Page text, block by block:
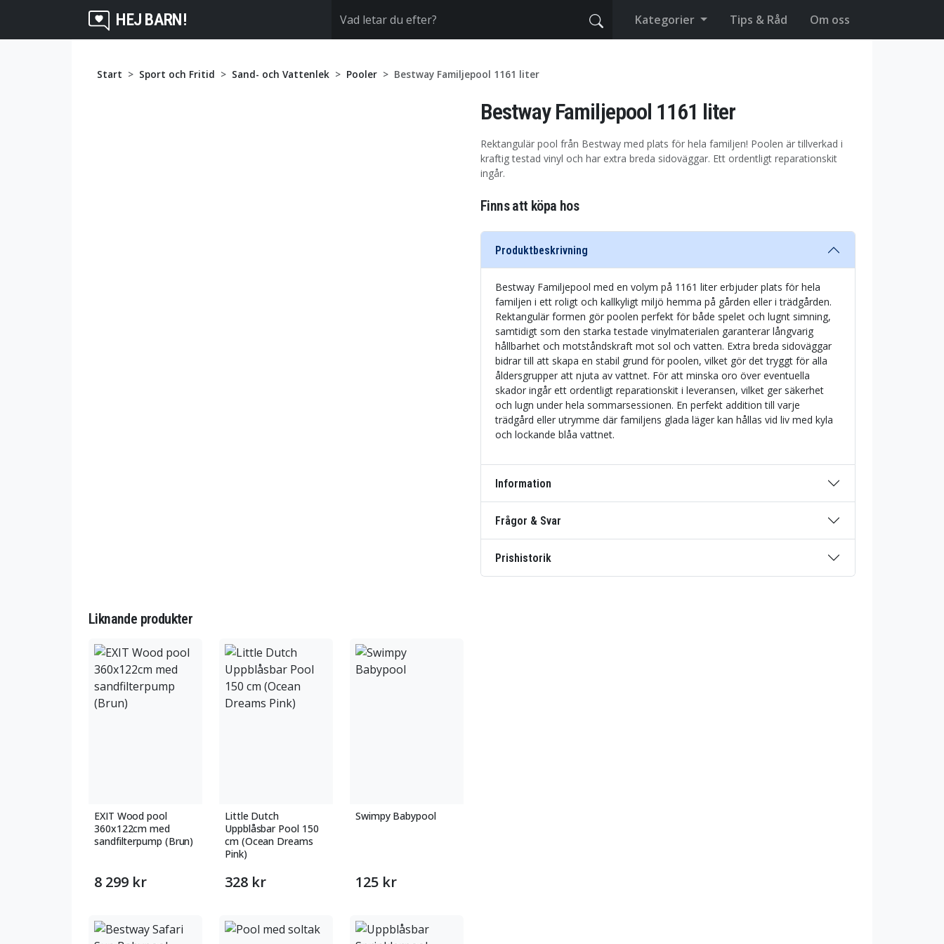
HEJ BARN! Kategorier Tips & Råd Om oss
Start Sport och Fritid Sand- och Vattenlek Pooler Bestway Familjepool 1161 liter
Bestway Familjepool 1161 liter
Rektangulär pool från Bestway med plats för hela familjen! Poolen är tillverkad i
kraftig testad vinyl och har extra breda sidoväggar. Ett ordentligt reparationskit
ingår.
Finns att köpa hos
Produktbeskrivning
Bestway Familjepool med en volym på 1161 liter erbjuder plats för hela
familjen i ett roligt och kallkyligt miljö hemma på gården eller i trädgården.
Rektangulär formen gör poolen perfekt för både spelet och lugnt simning,
samtidigt som den starka testade vinylmaterialen garanterar långvarig
hållbarhet och motståndskraft mot sol och vatten. Extra breda sidoväggar
bidrar till att skapa en stabil grund för poolen, vilket gör det tryggt för alla
åldersgrupper att njuta av vattnet. För att minska oro över eventuella
skador ingår ett ordentligt reparationskit i leveransen, vilket ger säkerhet
och lugn under hela sommarsessionen. En perfekt addition till varje
trädgård eller utrymme där familjens glada läger kan hållas vid liv med kyla
och lockande blåa vattnet.
Information
Frågor & Svar
Prishistorik
Liknande produkter
EXIT Wood pool
360x122cm med
sandfilterpump (Brun)
8 299 kr
Little Dutch
Uppblåsbar Pool 150
cm (Ocean Dreams
Pink)
328 kr
Swimpy Babypool
125 kr